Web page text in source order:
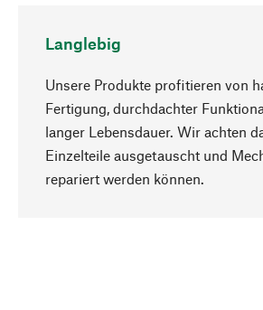
Langlebig
Unsere Produkte profitieren von
Fertigung, durchdachter
langer Lebensdauer. Wir achten
Einzelteile ausgetauscht und
repariert werden können.